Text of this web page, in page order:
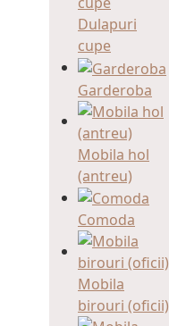
Dulapuri
cupe
Garderoba
Mobila hol
(antreu)
Comoda
Mobila
birouri (oficii)